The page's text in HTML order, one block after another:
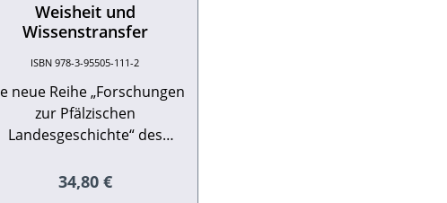
Weisheit und
Wissenstransfer
ISBN 978-3-95505-111-2
neue Reihe „Forschungen
zur Pfälzischen
Landesgeschichte“ des
die Dokumentation
Regulärer Preis:
34,80 €